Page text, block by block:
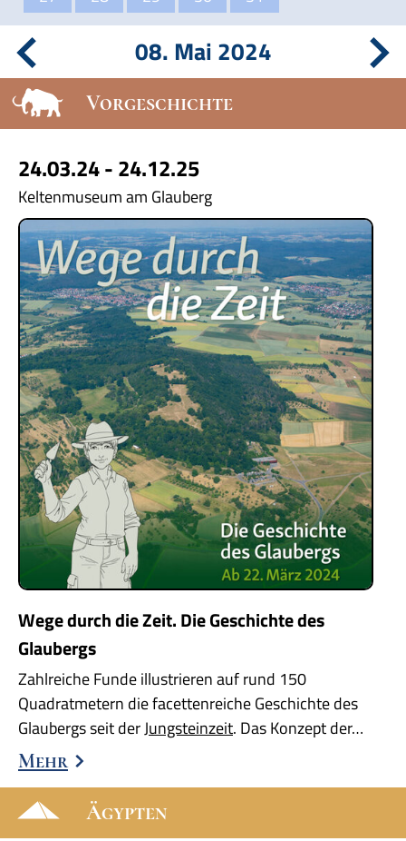
08. Mai 2024
Vorgeschichte
24.03.24 - 24.12.25
Keltenmuseum am Glauberg
Wege durch die Zeit. Die Geschichte des
Glaubergs
Zahlreiche Funde illustrieren auf rund 150
Quadratmetern die facettenreiche Geschichte des
Glaubergs seit derJungsteinzeit. Das Konzept der…
Mehr
Ägypten